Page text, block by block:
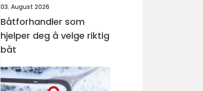
03. August 2026
Båtforhandler som
hjelper deg å velge riktig
båt